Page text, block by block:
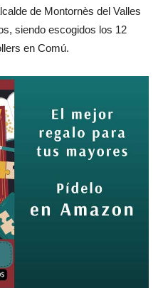
de Montornès del Valles
siendo escogidos los 12
en Comú.